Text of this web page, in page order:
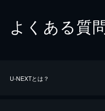
よくある質
U-NEXTとは？